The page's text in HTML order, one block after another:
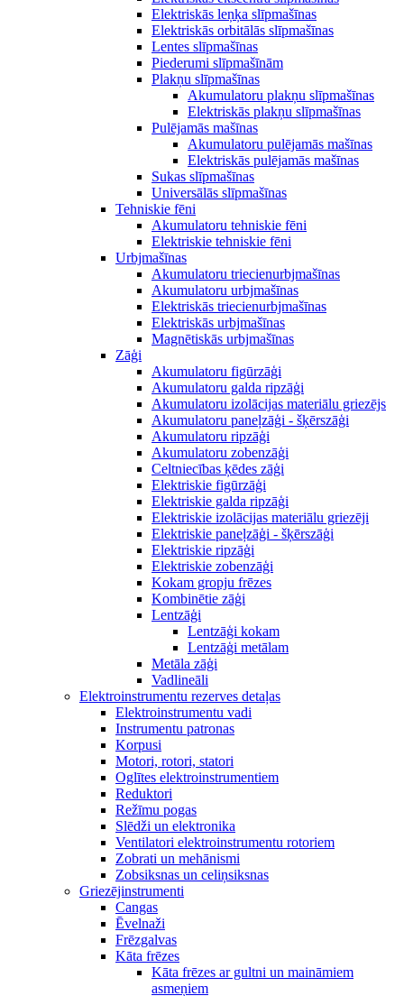
Elektriskās leņķa slīpmašīnas
Elektriskās orbitālās slīpmašīnas
Lentes slīpmašīnas
Piederumi slīpmašīnām
Plakņu slīpmašīnas
Akumulatoru plakņu slīpmašīnas
Elektriskās plakņu slīpmašīnas
Pulējamās mašīnas
Akumulatoru pulējamās mašīnas
Elektriskās pulējamās mašīnas
Sukas slīpmašīnas
Universālās slīpmašīnas
Tehniskie fēni
Akumulatoru tehniskie fēni
Elektriskie tehniskie fēni
Urbjmašīnas
Akumulatoru triecienurbjmašīnas
Akumulatoru urbjmašīnas
Elektriskās triecienurbjmašīnas
Elektriskās urbjmašīnas
Magnētiskās urbjmašīnas
Zāģi
Akumulatoru figūrzāģi
Akumulatoru galda ripzāģi
Akumulatoru izolācijas materiālu griezējs
Akumulatoru paneļzāģi - šķērszāģi
Akumulatoru ripzāģi
Akumulatoru zobenzāģi
Celtniecības ķēdes zāģi
Elektriskie figūrzāģi
Elektriskie galda ripzāģi
Elektriskie izolācijas materiālu griezēji
Elektriskie paneļzāģi - šķērszāģi
Elektriskie ripzāģi
Elektriskie zobenzāģi
Kokam gropju frēzes
Kombinētie zāģi
Lentzāģi
Lentzāģi kokam
Lentzāģi metālam
Metāla zāģi
Vadlineāli
Elektroinstrumentu rezerves detaļas
Elektroinstrumentu vadi
Instrumentu patronas
Korpusi
Motori, rotori, statori
Oglītes elektroinstrumentiem
Reduktori
Režīmu pogas
Slēdži un elektronika
Ventilatori elektroinstrumentu rotoriem
Zobrati un mehānismi
Zobsiksnas un celiņsiksnas
Griezējinstrumenti
Cangas
Ēvelnaži
Frēzgalvas
Kāta frēzes
Kāta frēzes ar gultni un maināmiem
asmeņiem